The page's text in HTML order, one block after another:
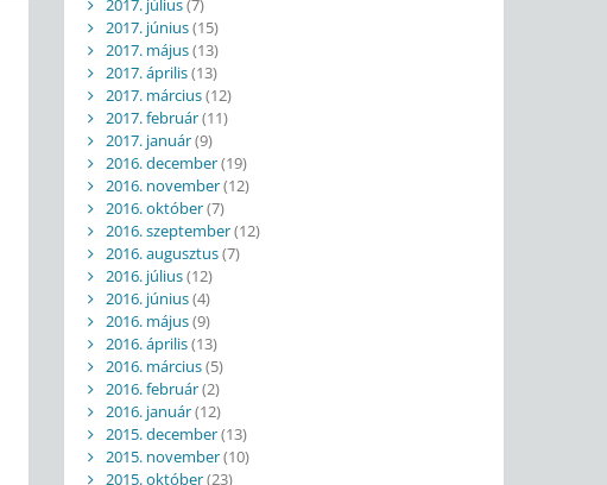
2017. július(7)
2017. június(15)
2017. május(13)
2017. április(13)
2017. március(12)
2017. február(11)
2017. január(9)
2016. december(19)
2016. november(12)
2016. október(7)
2016. szeptember(12)
2016. augusztus(7)
2016. július(12)
2016. június(4)
2016. május(9)
2016. április(13)
2016. március(5)
2016. február(2)
2016. január(12)
2015. december(13)
2015. november(10)
2015. október(23)